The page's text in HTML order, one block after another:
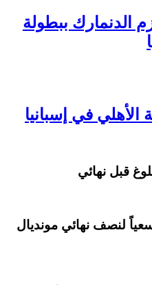
الدنمارك ببطولة
الأهلي في إسبانيا
قبل نهائي
لنصف نهائي مونديال